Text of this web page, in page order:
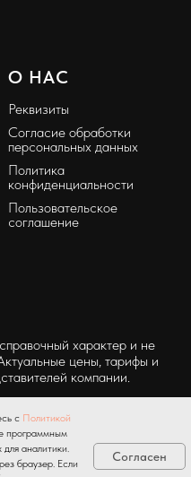
О НАС
Реквизиты
Согласие обработки
персональных данных
Политика
конфиденциальности
Пользовательское
соглашение
характер и не
цены, тарифы и
компании.
с Политикой
программным
аналитики.
браузер. Если
Согласен